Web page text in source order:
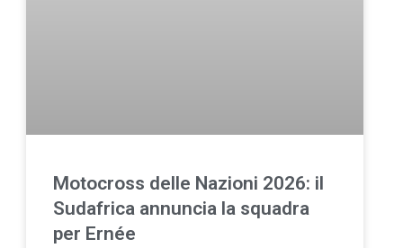
Motocross delle Nazioni 2026: il
Sudafrica annuncia la squadra
per Ernée